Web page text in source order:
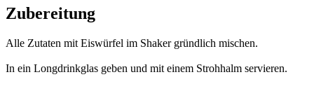
Zubereitung
Alle Zutaten mit Eiswürfel im Shaker gründlich mischen.
In ein Longdrinkglas geben und mit einem Strohhalm servieren.